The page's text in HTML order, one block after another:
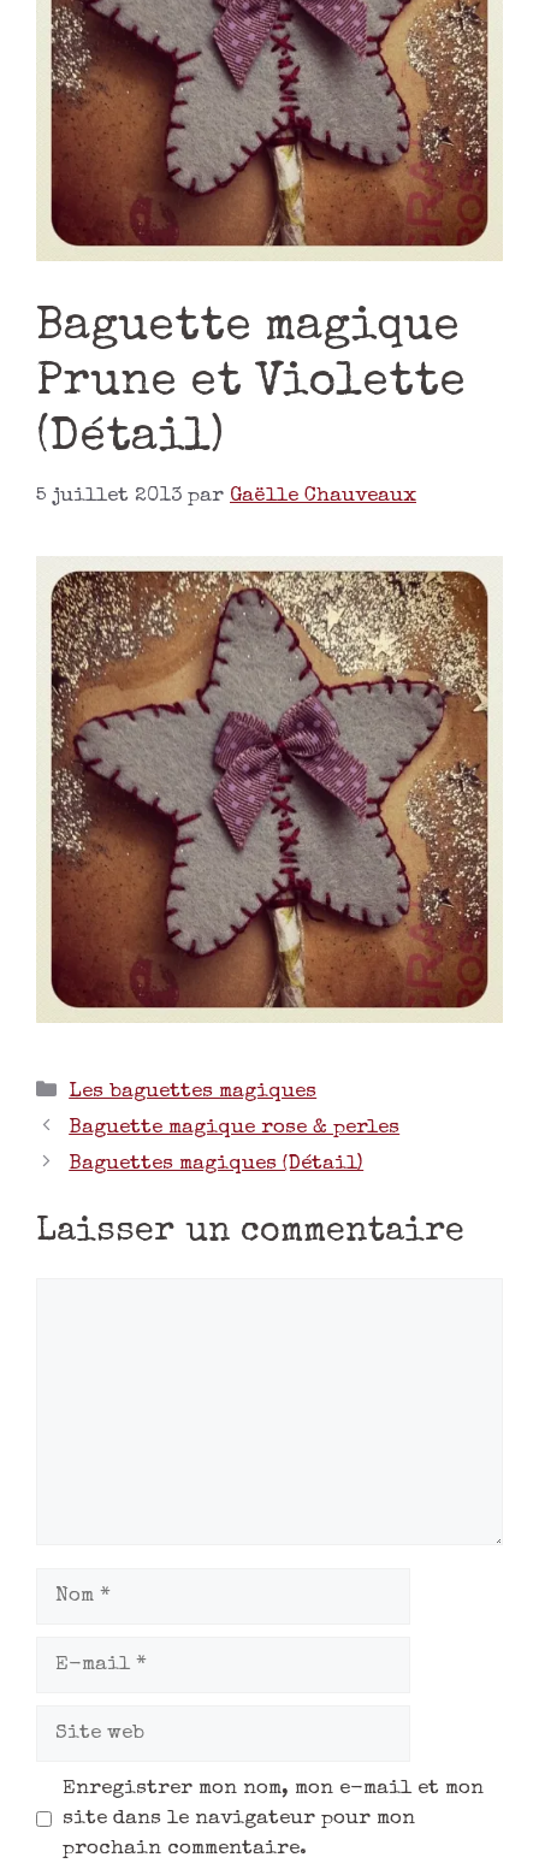
Baguette magique
Prune et Violette
(Détail)
5 juillet 2013 par Gaëlle Chauveaux
Les baguettes magiques
Baguette magique rose & perles
Baguettes magiques (Détail)
Laisser un commentaire
Enregistrer mon nom, mon e-mail et mon
site dans le navigateur pour mon
prochain commentaire.